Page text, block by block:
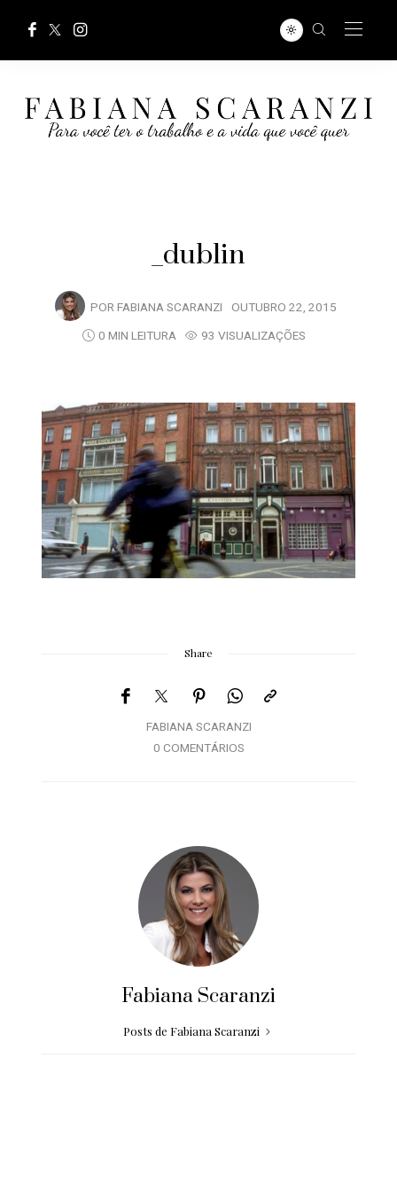
_dublin
POR FABIANA SCARANZI OUTUBRO 22, 2015
0 MIN LEITURA
93 VISUALIZAÇÕES
Share
FABIANA SCARANZI
0 COMENTÁRIOS
Fabiana Scaranzi
Posts de Fabiana Scaranzi